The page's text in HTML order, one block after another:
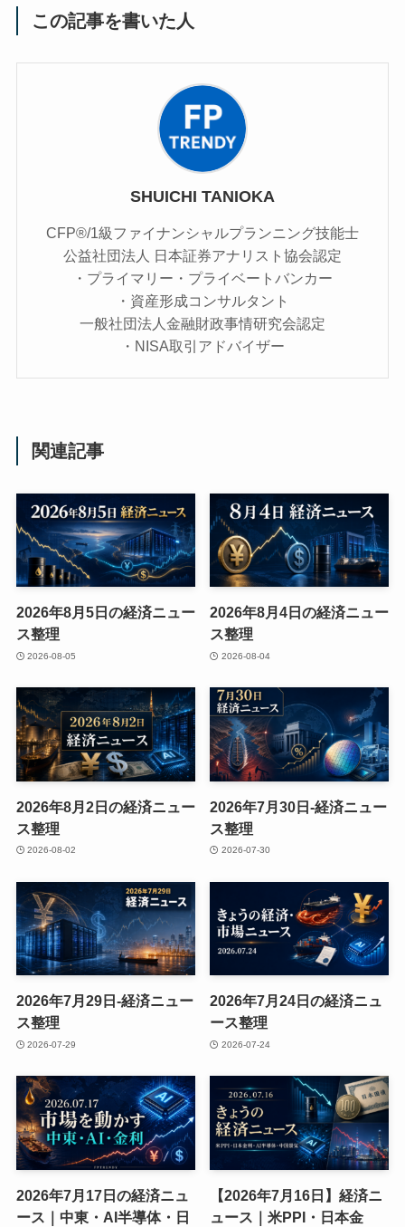
この記事を書いた人
SHUICHI TANIOKA
CFP®/1級ファイナンシャルプランニング技能士
公益社団法人 日本証券アナリスト協会認定
・プライマリー・プライベートバンカー
・資産形成コンサルタント
一般社団法人金融財政事情研究会認定
・NISA取引アドバイザー
関連記事
2026年8月5日の経済ニュー
ス整理
2026-08-05
2026年8月4日の経済ニュー
ス整理
2026-08-04
2026年8月2日の経済ニュー
ス整理
2026-08-02
2026年7月30日-経済ニュー
ス整理
2026-07-30
2026年7月29日-経済ニュー
ス整理
2026-07-29
2026年7月24日の経済ニュ
ース整理
2026-07-24
2026年7月17日の経済ニュ
ース｜中東・AI半導体・日
【2026年7月16日】経済ニ
ュース｜米PPI・日本金